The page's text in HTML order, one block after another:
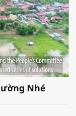
Nhé